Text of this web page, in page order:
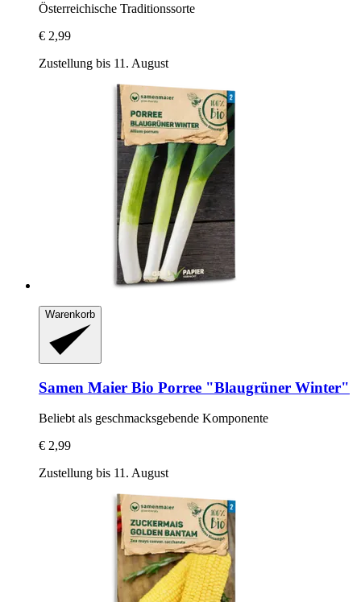
Österreichische Traditionssorte
€ 2,99
Zustellung bis 11. August
Warenkorb
Samen Maier Bio Porree "Blaugrüner Winter"
Beliebt als geschmacksgebende Komponente
€ 2,99
Zustellung bis 11. August